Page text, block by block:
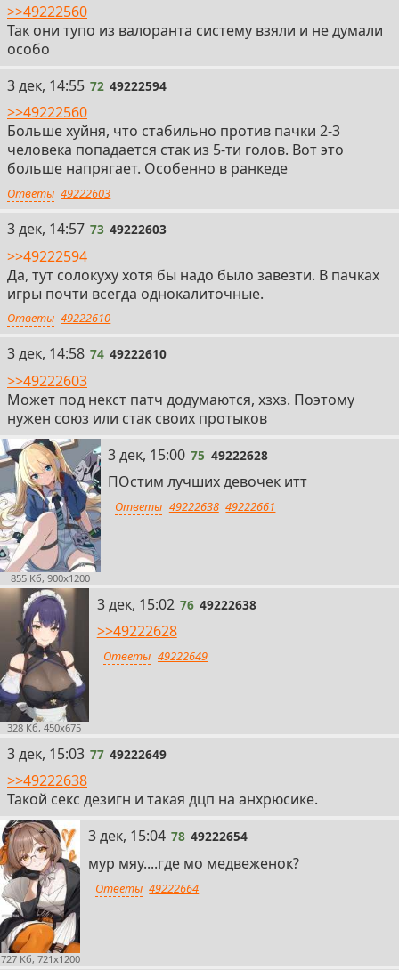
>>49222560
Так они тупо из валоранта систему взяли и не думали
особо
72
3 дек, 14:55 72 49222594
>>49222560
Больше хуйня, что стабильно против пачки 2-3
человека попадается стак из 5-ти голов. Вот это
больше напрягает. Особенно в ранкеде
Ответы 49222603
73
3 дек, 14:57 73 49222603
>>49222594
Да, тут солокуху хотя бы надо было завезти. В пачках
игры почти всегда однокалиточные.
Ответы 49222610
74
3 дек, 14:58 74 49222610
>>49222603
Может под некст патч додумаются, хзхз. Поэтому
нужен союз или стак своих протыков
855 Кб, 900x1200
75
3 дек, 15:00 75 49222628
ПОстим лучших девочек итт
Ответы 49222638 49222661
328 Кб, 450x675
76
3 дек, 15:02 76 49222638
>>49222628
Ответы 49222649
77
3 дек, 15:03 77 49222649
>>49222638
Такой секс дезигн и такая дцп на анхрюсике.
727 Кб, 721x1200
78
3 дек, 15:04 78 49222654
мур мяу....где мо медвеженок?
Ответы 49222664